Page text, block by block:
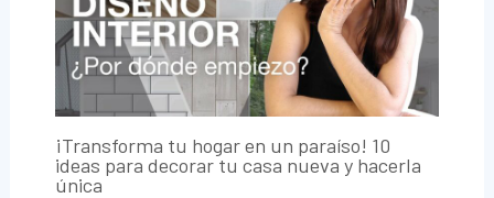
¡Transforma tu hogar en un paraíso! 10
ideas para decorar tu casa nueva y hacerla
única